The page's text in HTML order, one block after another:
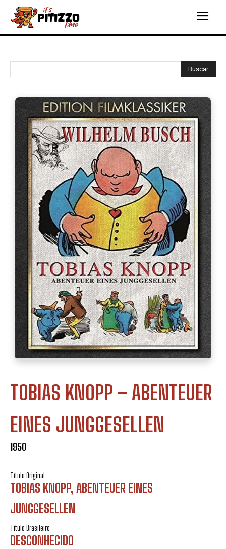
Buscar
TOBIAS KNOPP – ABENTEUER
EINES JUNGGESELLEN
1950
Título Original
TOBIAS KNOPP, ABENTEUER EINES
JUNGGESELLEN
Título Brasileiro
DESCONHECIDO